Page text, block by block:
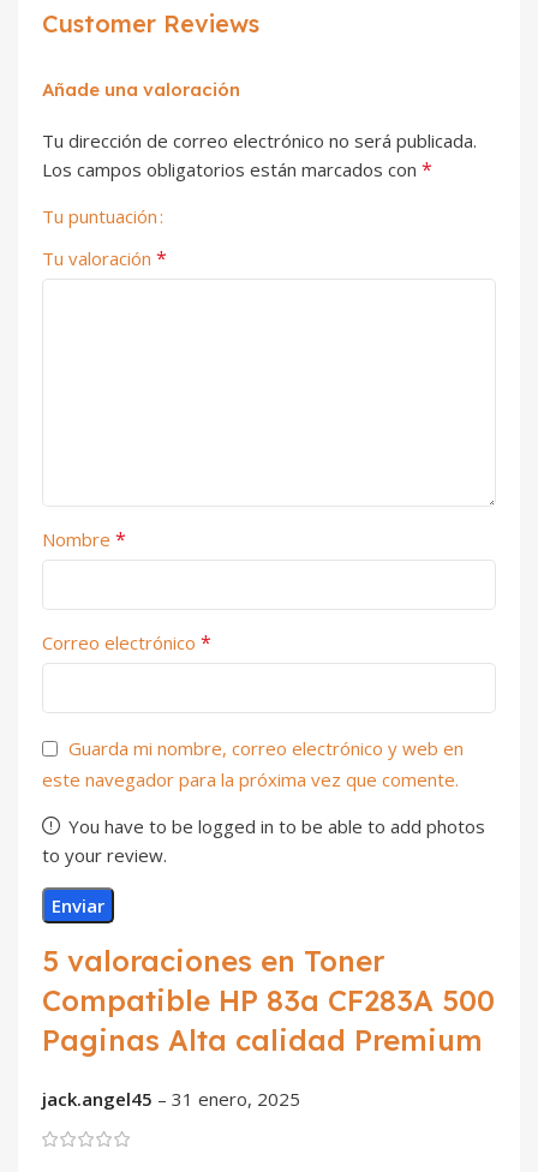
Customer Reviews
5 valoraciones en Toner
Compatible HP 83a CF283A 500
Paginas Alta calidad Premium
jack.angel45 – 31 enero, 2025
Añade una valoración
Tu dirección de correo electrónico no será publicada.
Los campos obligatorios están marcados con *
Tu puntuación
Tu valoración *
Nombre *
Correo electrónico *
Guarda mi nombre, correo electrónico y web en
este navegador para la próxima vez que comente.
You have to be logged in to be able to add photos
to your review.